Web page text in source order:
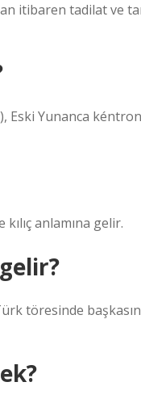
itibaren tadilat ve
Yunanca
anlamına gelir.
töresinde